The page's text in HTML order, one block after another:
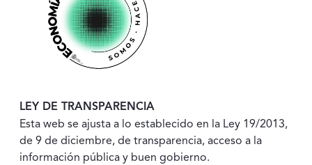
LEY DE TRANSPARENCIA
Esta web se ajusta a lo establecido en la Ley 19/2013,
de 9 de diciembre, de transparencia, acceso a la
información pública y buen gobierno.